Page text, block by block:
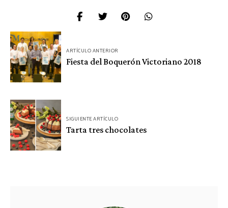
Navegación
de
entradas
ARTÍCULO ANTERIOR
Fiesta del Boquerón Victoriano 2018
SIGUIENTE ARTÍCULO
Tarta tres chocolates